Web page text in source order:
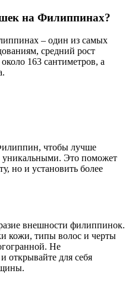
на Филиппинах?
– один из самых
средний рост
163 сантиметров, а
чтобы лучше
уникальными. Это поможет
но и установить более
внешности филиппинок.
кожи, типы волос и черты
Не
открывайте для себя